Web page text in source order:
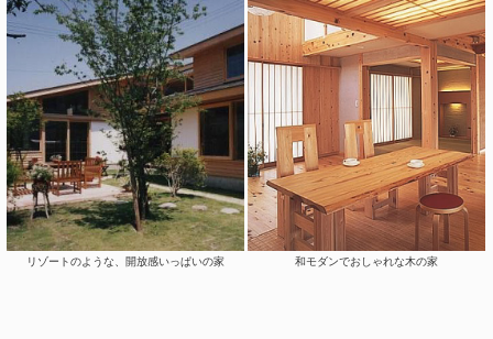
リゾートのような、開放感いっぱいの家 和モダンでおしゃれな木の家